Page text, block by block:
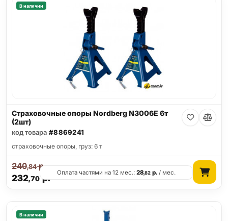
В наличии
Страховочные опоры Nordberg N3006E 6т
(2шт)
код товара #8869241
страховочные опоры, груз: 6 т
232,70р.
240,84р.
Оплата частями на 12 мес.:28,82 р. / мес.
В наличии